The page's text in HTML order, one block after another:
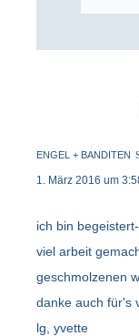
ENGEL + BANDITEN
1. März 2016 um
ich bin
viel arbeit
geschmolzenen
danke auch für's
lg, yvette